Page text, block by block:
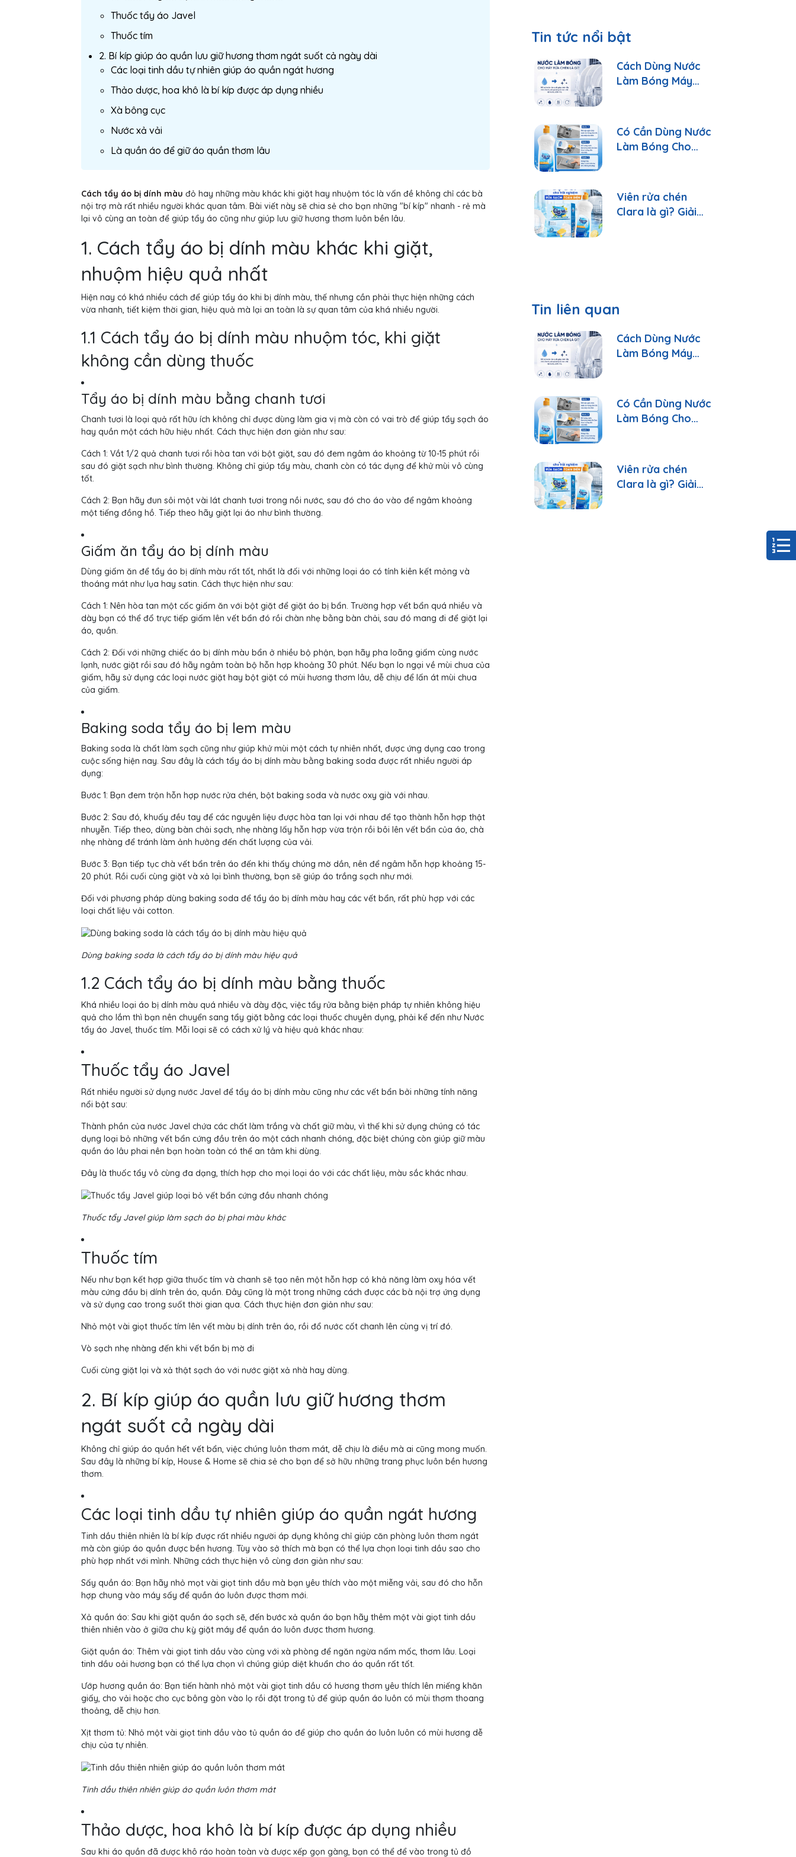
Thuốc tẩy áo Javel
Thuốc tím
2. Bí kíp giúp áo quần lưu giữ hương thơm ngát suốt cả ngày dài
Các loại tinh dầu tự nhiên giúp áo quần ngát hương
Thảo dược, hoa khô là bí kíp được áp dụng nhiều
Xà bông cục
Nước xả vải
Là quần áo để giữ áo quần thơm lâu
Cách tẩy áo bị dính màu đỏ hay những màu khác khi giặt hay nhuộm tóc là vấn đề không chỉ các bà
nội trợ mà rất nhiều người khác quan tâm. Bài viết này sẽ chia sẻ cho bạn những "bí kíp" nhanh - rẻ mà
lại vô cùng an toàn để giúp tẩy áo cũng như giúp lưu giữ hương thơm luôn bền lâu.
1. Cách tẩy áo bị dính màu khác khi giặt,
nhuộm hiệu quả nhất
Hiện nay có khá nhiều cách để giúp tẩy áo khi bị dính màu, thế nhưng cần phải thực hiện những cách
vừa nhanh, tiết kiệm thời gian, hiệu quả mà lại an toàn là sự quan tâm của khá nhiều người.
1.1 Cách tẩy áo bị dính màu nhuộm tóc, khi giặt
không cần dùng thuốc
Tẩy áo bị dính màu bằng chanh tươi
Chanh tươi là loại quả rất hữu ích không chỉ được dùng làm gia vị mà còn có vai trò để giúp tẩy sạch áo
hay quần một cách hữu hiệu nhất. Cách thực hiện đơn giản như sau:
Cách 1: Vắt 1/2 quả chanh tươi rồi hòa tan với bột giặt, sau đó đem ngâm áo khoảng từ 10-15 phút rồi
sau đó giặt sạch như bình thường. Không chỉ giúp tẩy màu, chanh còn có tác dụng để khử mùi vô cùng
tốt.
Cách 2: Bạn hãy đun sôi một vài lát chanh tươi trong nồi nước, sau đó cho áo vào để ngâm khoảng
một tiếng đồng hồ. Tiếp theo hãy giặt lại áo như bình thường.
Giấm ăn tẩy áo bị dính màu
Dùng giấm ăn để tẩy áo bị dính màu rất tốt, nhất là đối với những loại áo có tính kiên kết mỏng và
thoáng mát như lụa hay satin. Cách thực hiện như sau:
Cách 1: Nên hòa tan một cốc giấm ăn với bột giặt để giặt áo bị bẩn. Trường hợp vết bẩn quá nhiều và
dày bạn có thể đổ trực tiếp giấm lên vết bẩn đó rồi chàn nhẹ bằng bàn chải, sau đó mang đi để giặt lại
áo, quần.
Cách 2: Đối với những chiếc áo bị dính màu bẩn ở nhiều bộ phận, bạn hãy pha loãng giấm cùng nước
lạnh, nước giặt rồi sau đó hãy ngâm toàn bộ hỗn hợp khoảng 30 phút. Nếu bạn lo ngại về mùi chua của
giấm, hãy sử dụng các loại nước giặt hay bột giặt có mùi hương thơm lâu, dễ chịu để lấn át mùi chua
của giấm.
Baking soda tẩy áo bị lem màu
Baking soda là chất làm sạch cũng như giúp khử mùi một cách tự nhiên nhất, được ứng dụng cao trong
cuộc sống hiện nay. Sau đây là cách tẩy áo bị dính màu bằng baking soda được rất nhiều người áp
dụng:
Bước 1: Bạn đem trộn hỗn hợp nước rửa chén, bột baking soda và nước oxy già với nhau.
Bước 2: Sau đó, khuấy đều tay để các nguyên liệu được hòa tan lại với nhau để tạo thành hỗn hợp thật
nhuyễn. Tiếp theo, dùng bàn chải sạch, nhẹ nhàng lấy hỗn hợp vừa trộn rồi bôi lên vết bẩn của áo, chà
nhẹ nhàng để tránh làm ảnh hưởng đến chất lượng của vải.
Bước 3: Bạn tiếp tục chà vết bẩn trên áo đến khi thấy chúng mờ dần, nên để ngâm hỗn hợp khoảng 15-
20 phút. Rồi cuối cùng giặt và xả lại bình thường, bạn sẽ giúp áo trắng sạch như mới.
Đối với phương pháp dùng baking soda để tẩy áo bị dính màu hay các vết bẩn, rất phù hợp với các
loại chất liệu vải cotton.
Dùng baking soda là cách tẩy áo bị dính màu hiệu quả
1.2 Cách tẩy áo bị dính màu bằng thuốc
Khá nhiều loại áo bị dính màu quá nhiều và dày đặc, việc tẩy rửa bằng biện pháp tự nhiên không hiệu
quả cho lắm thì bạn nên chuyển sang tẩy giặt bằng các loại thuốc chuyên dụng, phải kể đến như Nước
tẩy áo Javel, thuốc tím. Mỗi loại sẽ có cách xử lý và hiệu quả khác nhau:
Thuốc tẩy áo Javel
Rất nhiều người sử dụng nước Javel để tẩy áo bị dính màu cũng như các vết bẩn bởi những tính năng
nổi bật sau:
Thành phần của nước Javel chứa các chất làm trắng và chất giữ màu, vì thế khi sử dụng chúng có tác
dụng loại bỏ những vết bẩn cứng đầu trên áo một cách nhanh chóng, đặc biệt chúng còn giúp giữ màu
quần áo lâu phai nên bạn hoàn toàn có thể an tâm khi dùng.
Đây là thuốc tẩy vô cùng đa dạng, thích hợp cho mọi loại áo với các chất liệu, màu sắc khác nhau.
Thuốc tẩy Javel giúp làm sạch áo bị phai màu khác
Thuốc tím
Nếu như bạn kết hợp giữa thuốc tím và chanh sẽ tạo nên một hỗn hợp có khả năng làm oxy hóa vết
màu cứng đầu bị dính trên áo, quần. Đây cũng là một trong những cách được các bà nội trợ ứng dụng
và sử dụng cao trong suốt thời gian qua. Cách thực hiện đơn giản như sau:
Nhỏ một vài giọt thuốc tím lên vết màu bị dính trên áo, rồi đổ nước cốt chanh lên cùng vị trí đó.
Vò sạch nhẹ nhàng đến khi vết bẩn bị mờ đi
Cuối cùng giặt lại và xả thật sạch áo với nước giặt xả nhà hay dùng.
2. Bí kíp giúp áo quần lưu giữ hương thơm
ngát suốt cả ngày dài
Không chỉ giúp áo quần hết vết bẩn, việc chúng luôn thơm mát, dễ chịu là điều mà ai cũng mong muốn.
Sau đây là những bí kíp, House & Home sẽ chia sẻ cho bạn để sở hữu những trang phục luôn bền hương
thơm.
Các loại tinh dầu tự nhiên giúp áo quần ngát hương
Tinh dầu thiên nhiên là bí kíp được rất nhiều người áp dụng không chỉ giúp căn phòng luôn thơm ngát
mà còn giúp áo quần được bền hương. Tùy vào sở thích mà bạn có thể lựa chọn loại tinh dầu sao cho
phù hợp nhất với mình. Những cách thực hiện vô cùng đơn giản như sau:
Sấy quần áo: Bạn hãy nhỏ mọt vài giọt tinh dầu mà bạn yêu thích vào một miễng vải, sau đó cho hỗn
hợp chung vào máy sấy để quần áo luôn được thơm mới.
Xả quần áo: Sau khi giặt quần áo sạch sẽ, đến bước xả quần áo bạn hãy thêm một vài giọt tinh dầu
thiên nhiên vào ở giữa chu kỳ giặt máy để quần áo luôn được thơm hương.
Giặt quần áo: Thêm vài giọt tinh dầu vào cùng với xà phòng để ngăn ngừa nấm mốc, thơm lâu. Loại
tinh dầu oải hương bạn có thể lựa chọn vì chúng giúp diệt khuẩn cho áo quần rất tốt.
Ướp hương quần áo: Bạn tiến hành nhỏ một vài giọt tinh dầu có hương thơm yêu thích lên miếng khăn
giấy, cho vải hoặc cho cục bông gòn vào lọ rồi đặt trong tủ để giúp quần áo luôn có mùi thơm thoang
thoảng, dễ chịu hơn.
Xịt thơm tủ: Nhỏ một vài giọt tinh dầu vào tủ quần áo để giúp cho quần áo luôn luôn có mùi hương dễ
chịu của tự nhiên.
Tinh dầu thiên nhiên giúp áo quần luôn thơm mát
Thảo dược, hoa khô là bí kíp được áp dụng nhiều
Sau khi áo quần đã được khô ráo hoàn toàn và được xếp gọn gàng, bạn có thể để vào trong tủ đồ
Tin tức nổi bật
Cách Dùng Nước
Làm Bóng Máy
Có Cần Dùng Nước
Làm Bóng Cho
Viên rửa chén
Clara là gì? Giải
Tin liên quan
Cách Dùng Nước
Làm Bóng Máy
Có Cần Dùng Nước
Làm Bóng Cho
Viên rửa chén
Clara là gì? Giải